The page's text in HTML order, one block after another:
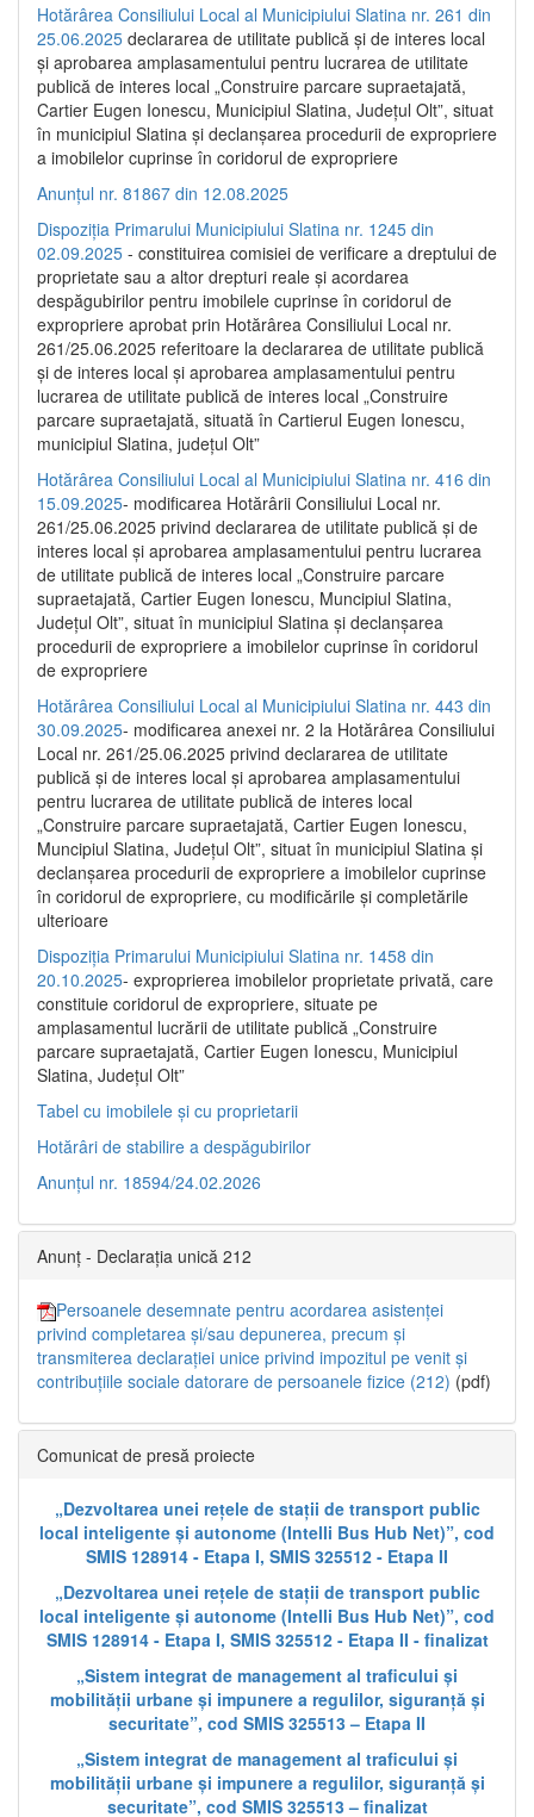
Hotărârea Consiliului Local al Municipiului Slatina nr. 261 din
25.06.2025 declararea de utilitate publică și de interes local
și aprobarea amplasamentului pentru lucrarea de utilitate
publică de interes local „Construire parcare supraetajată,
Cartier Eugen Ionescu, Municipiul Slatina, Județul Olt”, situat
în municipiul Slatina și declanșarea procedurii de expropriere
a imobilelor cuprinse în coridorul de expropriere
Anunțul nr. 81867 din 12.08.2025
Dispoziția Primarului Municipiului Slatina nr. 1245 din
02.09.2025 - constituirea comisiei de verificare a dreptului de
proprietate sau a altor drepturi reale și acordarea
despăgubirilor pentru imobilele cuprinse în coridorul de
expropriere aprobat prin Hotărârea Consiliului Local nr.
261/25.06.2025 referitoare la declararea de utilitate publică
și de interes local și aprobarea amplasamentului pentru
lucrarea de utilitate publică de interes local „Construire
parcare supraetajată, situată în Cartierul Eugen Ionescu,
municipiul Slatina, județul Olt”
Hotărârea Consiliului Local al Municipiului Slatina nr. 416 din
15.09.2025- modificarea Hotărârii Consiliului Local nr.
261/25.06.2025 privind declararea de utilitate publică și de
interes local și aprobarea amplasamentului pentru lucrarea
de utilitate publică de interes local „Construire parcare
supraetajată, Cartier Eugen Ionescu, Muncipiul Slatina,
Județul Olt”, situat în municipiul Slatina și declanșarea
procedurii de expropriere a imobilelor cuprinse în coridorul
de expropriere
Hotărârea Consiliului Local al Municipiului Slatina nr. 443 din
30.09.2025- modificarea anexei nr. 2 la Hotărârea Consiliului
Local nr. 261/25.06.2025 privind declararea de utilitate
publică şi de interes local şi aprobarea amplasamentului
pentru lucrarea de utilitate publică de interes local
„Construire parcare supraetajată, Cartier Eugen Ionescu,
Muncipiul Slatina, Judeţul Olt”, situat în municipiul Slatina şi
declanşarea procedurii de expropriere a imobilelor cuprinse
în coridorul de expropriere, cu modificările şi completările
ulterioare
Dispoziția Primarului Municipiului Slatina nr. 1458 din
20.10.2025- exproprierea imobilelor proprietate privată, care
constituie coridorul de expropriere, situate pe
amplasamentul lucrării de utilitate publică „Construire
parcare supraetajată, Cartier Eugen Ionescu, Municipiul
Slatina, Județul Olt”
Tabel cu imobilele și cu proprietarii
Hotărâri de stabilire a despăgubirilor
Anunțul nr. 18594/24.02.2026
Anunț - Declarația unică 212
Persoanele desemnate pentru acordarea asistenței
privind completarea și/sau depunerea, precum și
transmiterea declarației unice privind impozitul pe venit și
contribuțiile sociale datorare de persoanele fizice (212) (pdf)
Comunicat de presă proiecte
„Dezvoltarea unei rețele de stații de transport public
local inteligente și autonome (Intelli Bus Hub Net)”, cod
SMIS 128914 - Etapa I, SMIS 325512 - Etapa II
„Dezvoltarea unei rețele de stații de transport public
local inteligente și autonome (Intelli Bus Hub Net)”, cod
SMIS 128914 - Etapa I, SMIS 325512 - Etapa II - finalizat
„Sistem integrat de management al traficului și
mobilității urbane și impunere a regulilor, siguranță și
securitate”, cod SMIS 325513 – Etapa II
„Sistem integrat de management al traficului și
mobilității urbane și impunere a regulilor, siguranță și
securitate”, cod SMIS 325513 – finalizat